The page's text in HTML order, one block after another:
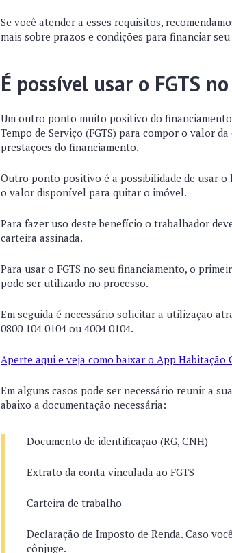
Se você atender a esses requisitos,
mais sobre prazos e condições para financiar
É possível usar o FGTS
Um outro ponto muito positivo do
Tempo de Serviço (FGTS) para compor o valor
prestações do financiamento.
Outro ponto positivo é a possibilidade de usar o
o valor disponível para quitar o imóvel.
Para fazer uso deste benefício o trabalhador
carteira assinada.
Para usar o FGTS no seu financiamento, o
pode ser utilizado no processo.
Em seguida é necessário solicitar a utilização
0800 104 0104 ou 4004 0104.
Aperte aqui e veja como baixar o App Habitação
Em alguns casos pode ser necessário reunir a
abaixo a documentação necessária:
Documento de identificação (RG, CNH)
Extrato da conta vinculada ao FGTS
Carteira de trabalho
Declaração de Imposto de Renda. Caso
cônjuge.